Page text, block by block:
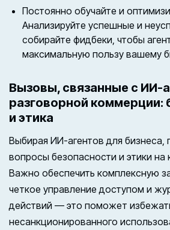
Постоянно обучайте и
Анализируйте успешные и
собирайте фидбеки, чтобы
максимальную пользу вашему
Вызовы, связанные с ИИ-
разговорной коммерции:
и этика
Выбирая ИИ-агентов для бизнеса,
вопросы безопасности и этики на
Важно обеспечить комплексную
четкое управление доступом и
действий — это поможет
несанкционированного